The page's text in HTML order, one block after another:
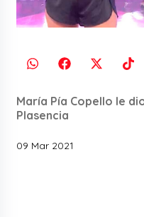
María Pía Copello le
Plasencia
09 Mar 2021